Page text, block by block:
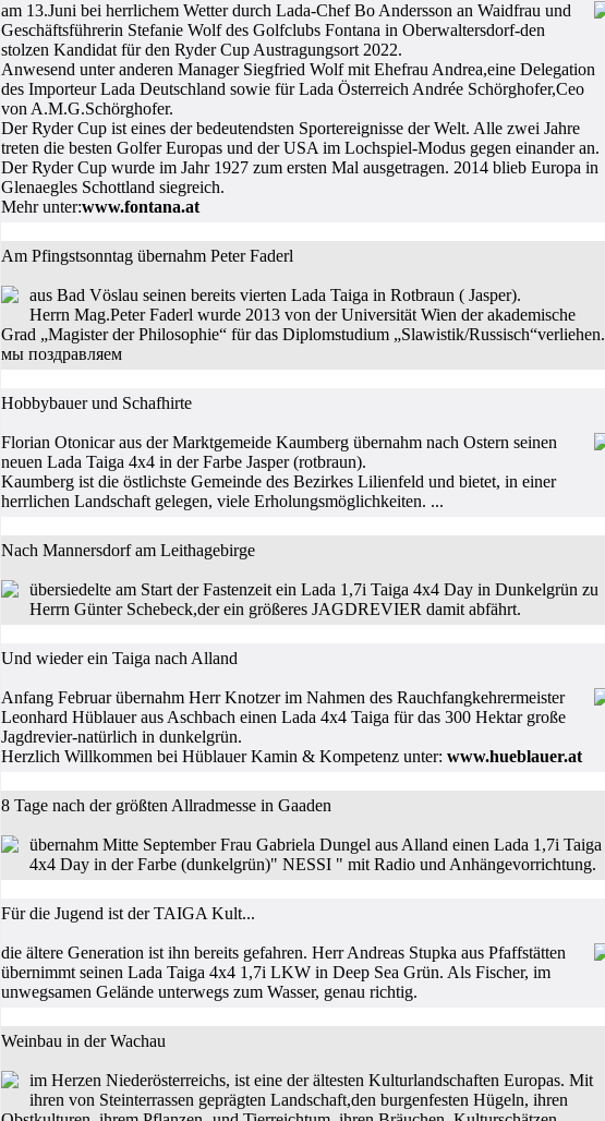
am 13.Juni bei herrlichem Wetter durch Lada-Chef Bo Andersson an Waidfrau und
Geschäftsführerin Stefanie Wolf des Golfclubs Fontana in Oberwaltersdorf-den
stolzen Kandidat für den Ryder Cup Austragungsort 2022.
Anwesend unter anderen Manager Siegfried Wolf mit Ehefrau Andrea,eine Delegation
des Importeur Lada Deutschland sowie für Lada Österreich Andrée Schörghofer,Ceo
von A.M.G.Schörghofer.
Der Ryder Cup ist eines der bedeutendsten Sportereignisse der Welt. Alle zwei Jahre
treten die besten Golfer Europas und der USA im Lochspiel-Modus gegen einander an.
Der Ryder Cup wurde im Jahr 1927 zum ersten Mal ausgetragen. 2014 blieb Europa in
Glenaegles Schottland siegreich.
Mehr unter:www.fontana.at
Am Pfingstsonntag übernahm Peter Faderl
aus Bad Vöslau seinen bereits vierten Lada Taiga in Rotbraun ( Jasper).
Herrn Mag.Peter Faderl wurde 2013 von der Universität Wien der akademische
Grad „Magister der Philosophie“ für das Diplomstudium „Slawistik/Russisch“verliehen.
мы поздравляем
Hobbybauer und Schafhirte
Florian Otonicar aus der Marktgemeide Kaumberg übernahm nach Ostern seinen
neuen Lada Taiga 4x4 in der Farbe Jasper (rotbraun).
Kaumberg ist die östlichste Gemeinde des Bezirkes Lilienfeld und bietet, in einer
herrlichen Landschaft gelegen, viele Erholungsmöglichkeiten. ...
Nach Mannersdorf am Leithagebirge
übersiedelte am Start der Fastenzeit ein Lada 1,7i Taiga 4x4 Day in Dunkelgrün zu
Herrn Günter Schebeck,der ein größeres JAGDREVIER damit abfährt.
Und wieder ein Taiga nach Alland
Anfang Februar übernahm Herr Knotzer im Nahmen des Rauchfangkehrermeister
Leonhard Hüblauer aus Aschbach einen Lada 4x4 Taiga für das 300 Hektar große
Jagdrevier-natürlich in dunkelgrün.
Herzlich Willkommen bei Hüblauer Kamin & Kompetenz unter: www.hueblauer.at
8 Tage nach der größten Allradmesse in Gaaden
übernahm Mitte September Frau Gabriela Dungel aus Alland einen Lada 1,7i Taiga
4x4 Day in der Farbe (dunkelgrün)" NESSI " mit Radio und Anhängevorrichtung.
Für die Jugend ist der TAIGA Kult...
die ältere Generation ist ihn bereits gefahren. Herr Andreas Stupka aus Pfaffstätten
übernimmt seinen Lada Taiga 4x4 1,7i LKW in Deep Sea Grün. Als Fischer, im
unwegsamen Gelände unterwegs zum Wasser, genau richtig.
Weinbau in der Wachau
im Herzen Niederösterreichs, ist eine der ältesten Kulturlandschaften Europas. Mit
ihren von Steinterrassen geprägten Landschaft,den burgenfesten Hügeln, ihren